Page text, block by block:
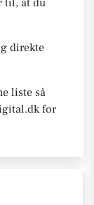
til, at du
direkte
liste så
for